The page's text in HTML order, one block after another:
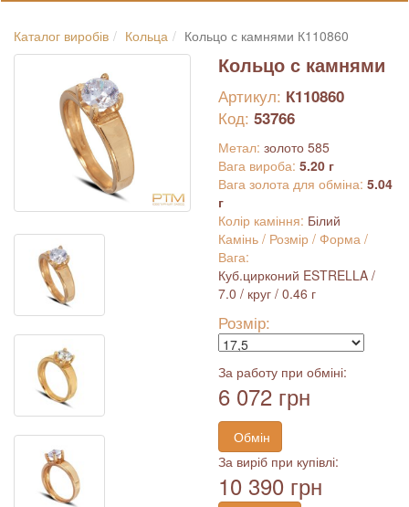
Каталог виробів Кольца Кольцо с камнями К110860
Кольцо с камнями
Артикул: К110860
Код: 53766
Метал: золото 585
Вага вироба: 5.20 г
Вага золота для обміна: 5.04
г
Колір каміння: Білий
Камінь / Розмір / Форма /
Вага:
Куб.цирконий ESTRELLA /
7.0 / круг / 0.46 г
Розмір:
За работу при обміні:
6 072 грн
Обмін
За виріб при купівлі:
10 390 грн